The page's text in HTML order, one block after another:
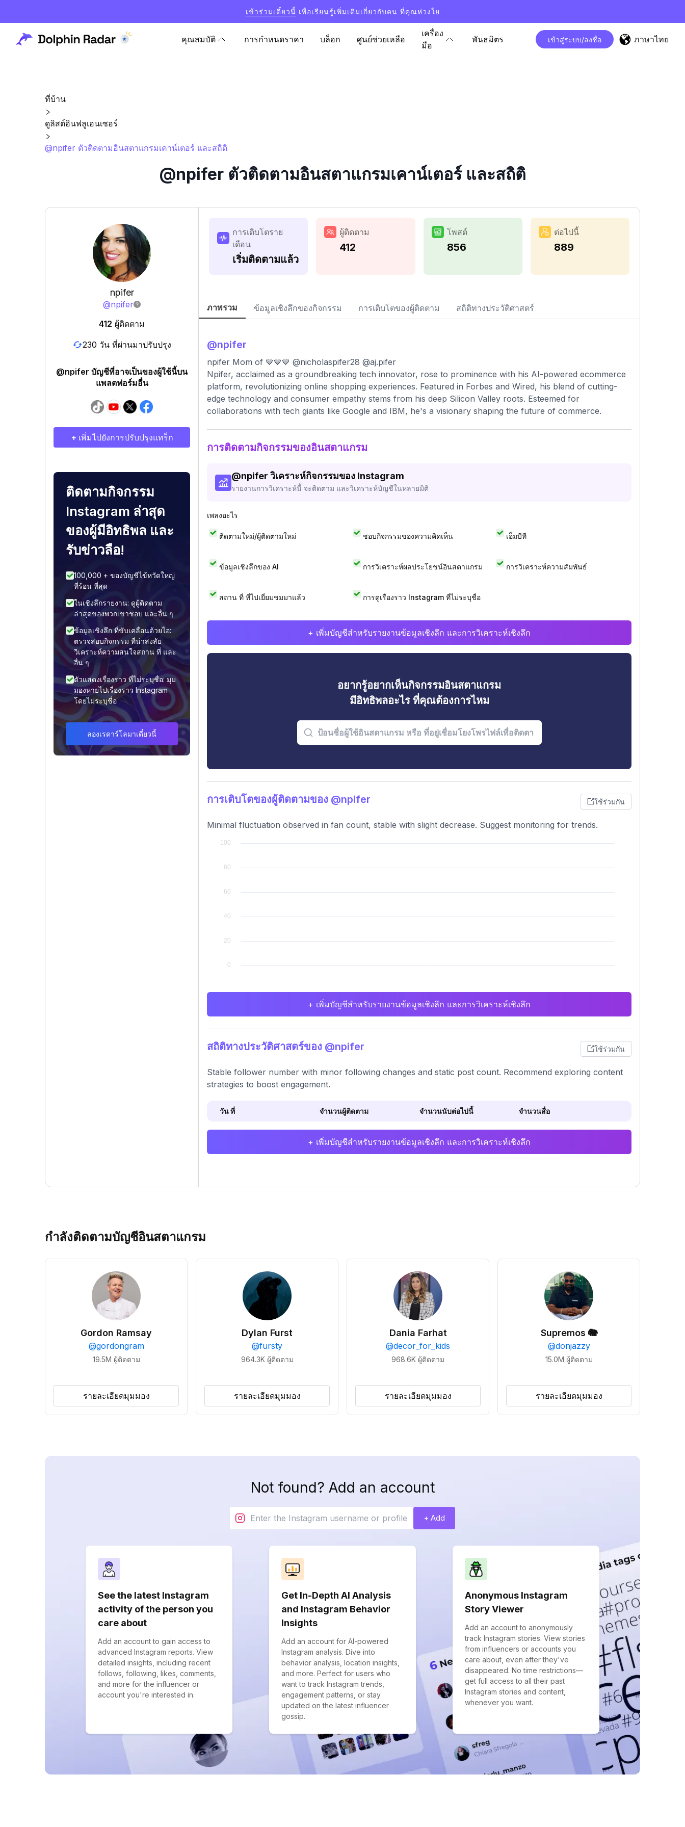
เข้าร่วมเดี๋ยวนี้ เพื่อเรียนรู้เพิ่มเติมเกี่ยวกับคน ที่คุณห่วงใย
คุณสมบัติ การกำหนดราคา บล็อก ศูนย์ช่วยเหลือ
เครื่อง
มือ
พันธมิตร เข้าสู่ระบบ/ลงชื่อ ภาษาไทย
ที่บ้าน
ดูลิสต์อินฟลูเอนเซอร์
@npifer ตัวติดตามอินสตาแกรมเคาน์เตอร์ และสถิติ
@npifer ตัวติดตามอินสตาแกรมเคาน์เตอร์ และสถิติ
npifer
@npifer
412 ผู้ติดตาม
230 วัน ที่ผ่านมาปรับปรุง
@npifer บัญชีที่อาจเป็นของผู้ใช้นี้บน
แพลตฟอร์มอื่น
+ เพิ่มไปยังการปรับปรุงแทร็ก
ติดตามกิจกรรม
Instagram ล่าสุด
ของผู้มีอิทธิพล และ
รับข่าวลือ!
100,000 + ของบัญชีไข้หวัดใหญ่
ที่ร้อน ที่สุด
ในเชิงลึกรายงาน: ดูผู้ติดตาม
ล่าสุดของพวกเขาชอบ และอื่น ๆ
ข้อมูลเชิงลึก ที่ขับเคลื่อนด้วยไอ:
ตรวจสอบกิจกรรม ที่น่าสงสัย
วิเคราะห์ความสนใจสถาน ที่ และ
อื่น ๆ
ตัวแสดงเรื่องราว ที่ไม่ระบุชื่อ: มุม
มองหายไปเรื่องราว Instagram
โดยไม่ระบุชื่อ
ลองเรดาร์โลมาเดี๋ยวนี้
การเติบโตราย
เดือน
เริ่มติดตามแล้ว
ผู้ติดตาม
412
โพสต์
856
ต่อไปนี้
889
ภาพรวม ข้อมูลเชิงลึกของกิจกรรม การเติบโตของผู้ติดตาม สถิติทางประวัติศาสตร์
@npifer
npifer Mom of 💙💙💙 @nicholaspifer28 @aj.pifer
Npifer, acclaimed as a groundbreaking tech innovator, rose to prominence with his AI-powered ecommerce
platform, revolutionizing online shopping experiences. Featured in Forbes and Wired, his blend of cutting-
edge technology and consumer empathy stems from his deep Silicon Valley roots. Esteemed for
collaborations with tech giants like Google and IBM, he's a visionary shaping the future of commerce.
การติดตามกิจกรรมของอินสตาแกรม
@npifer วิเคราะห์กิจกรรมของ Instagram
รายงานการวิเคราะห์นี้ จะติดตาม และวิเคราะห์บัญชีในหลายมิติ
เพลงอะไร
ติดตามใหม่/ผู้ติดตามใหม่ ชอบกิจกรรมของความคิดเห็น เอ็มบีที
ข้อมูลเชิงลึกของ AI การวิเคราะห์ผลประโยชน์อินสตาแกรม การวิเคราะห์ความสัมพันธ์
สถาน ที่ ที่ไปเยี่ยมชมมาแล้ว การดูเรื่องราว Instagram ที่ไม่ระบุชื่อ
+ เพิ่มบัญชีสำหรับรายงานข้อมูลเชิงลึก และการวิเคราะห์เชิงลึก
อยากรู้อยากเห็นกิจกรรมอินสตาแกรม
มีอิทธิพลอะไร ที่คุณต้องการไหม
การเติบโตของผู้ติดตามของ @npifer ใช้ร่วมกัน
Minimal fluctuation observed in fan count, stable with slight decrease. Suggest monitoring for trends.
+ เพิ่มบัญชีสำหรับรายงานข้อมูลเชิงลึก และการวิเคราะห์เชิงลึก
สถิติทางประวัติศาสตร์ของ @npifer ใช้ร่วมกัน
Stable follower number with minor following changes and static post count. Recommend exploring content
strategies to boost engagement.
วัน ที่ จำนวนผู้ติดตาม จำนวนนับต่อไปนี้ จำนวนสื่อ
+ เพิ่มบัญชีสำหรับรายงานข้อมูลเชิงลึก และการวิเคราะห์เชิงลึก
กำลังติดตามบัญชีอินสตาแกรม
Gordon Ramsay
@gordongram
19.5M ผู้ติดตาม
รายละเอียดมุมมอง
Dylan Furst
@fursty
964.3K ผู้ติดตาม
รายละเอียดมุมมอง
Dania Farhat
@decor_for_kids
968.6K ผู้ติดตาม
รายละเอียดมุมมอง
Supremos 🐘
@donjazzy
15.0M ผู้ติดตาม
รายละเอียดมุมมอง
Not found? Add an account
+ Add
See the latest Instagram
activity of the person you
care about
Add an account to gain access to
advanced Instagram reports. View
detailed insights, including recent
follows, following, likes, comments,
and more for the influencer or
account you're interested in.
Get In-Depth AI Analysis
and Instagram Behavior
Insights
Add an account for AI-powered
Instagram analysis. Dive into
behavior analysis, location insights,
and more. Perfect for users who
want to track Instagram trends,
engagement patterns, or stay
updated on the latest influencer
gossip.
Anonymous Instagram
Story Viewer
Add an account to anonymously
track Instagram stories. View stories
from influencers or accounts you
care about, even after they've
disappeared. No time restrictions—
get full access to all their past
Instagram stories and content,
whenever you want.